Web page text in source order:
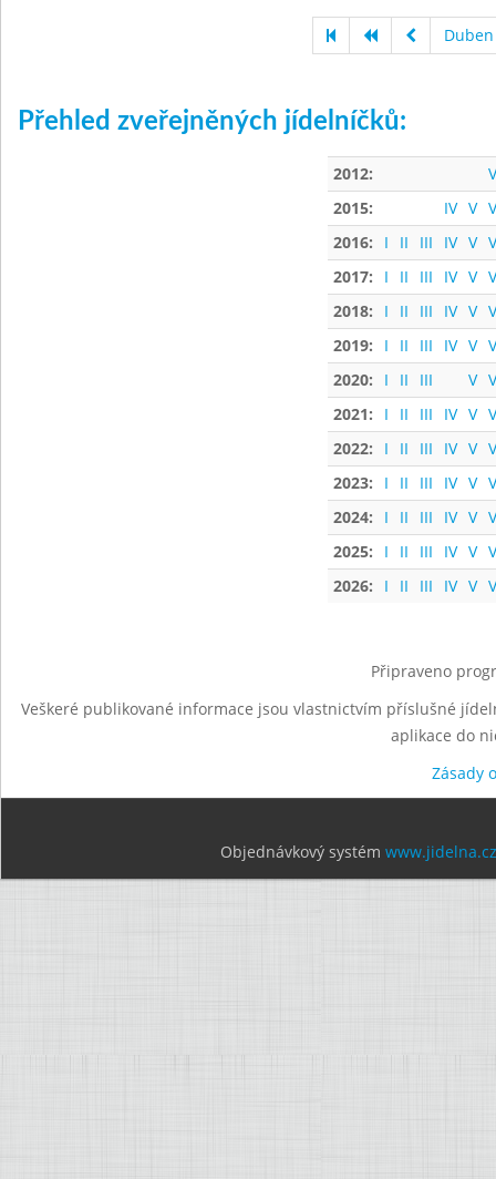
Přehled zveřejněných jídelníčků:
2012:
2015:
IV V
2016:
I II III IV V
2017:
I II III IV V
2018:
I II III IV V
2019:
I II III IV V
2020:
I II III V
2021:
I II III IV V
2022:
I II III IV V
2023:
I II III IV V
2024:
I II III IV V
2025:
I II III IV V
2026:
I II III IV V
Připraveno
Veškeré publikované informace jsou vlastnictvím příslušné
aplikace do
Zásady
Objednávkový systém www.jidelna.cz